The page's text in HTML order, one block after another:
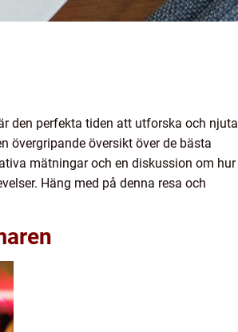
den perfekta tiden att utforska och njuta
övergripande översikt över de bästa
mätningar och en diskussion om hur
Häng med på denna resa och